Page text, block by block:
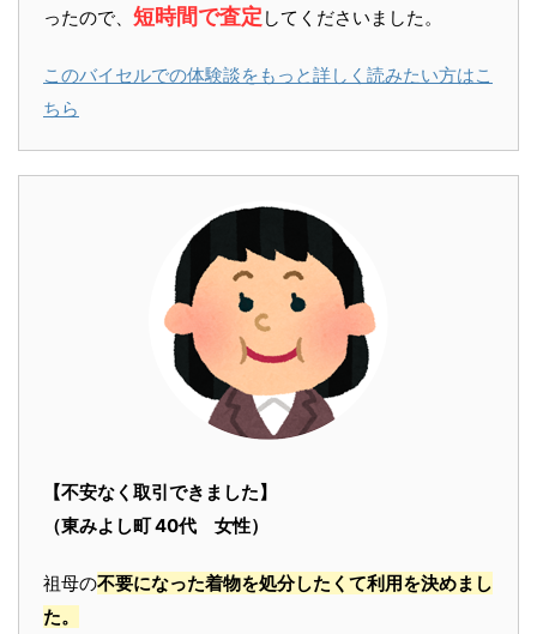
ったので、 短時間で査定 してくださいました。
このバイセルでの体験談をもっと詳しく読みたい方はこ
ちら
【不安なく取引できました】
（東みよし町 40代 女性）
祖母の不要になった着物を処分したくて利用を決めまし
た。